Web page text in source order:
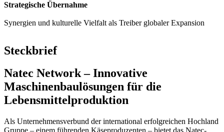
Strategische Übernahme
Synergien und kulturelle Vielfalt als Treiber globaler Expansion
Steckbrief
Natec Network – Innovative
Maschinenbaulösungen für die
Lebensmittelproduktion
Als Unternehmensverbund der international erfolgreichen Hochland
Gruppe – einem führenden Käseproduzenten – bietet das Natec-